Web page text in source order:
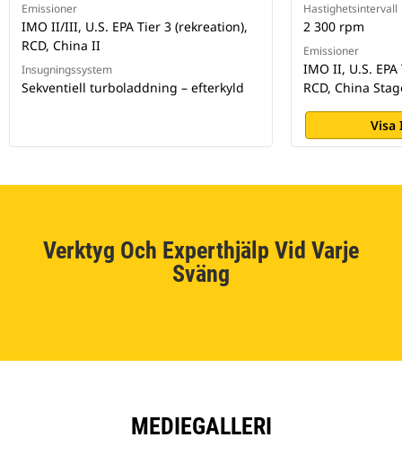
Emissioner
IMO II/III, U.S. EPA Tier 3 (rekreation),
RCD, China II
Insugningssystem
Sekventiell turboladdning – efterkyld
Hastighetsintervall
2 300 rpm
Emissioner
IMO II, U.S.
RCD, China
Visa
Verktyg Och Experthjälp Vid Varje
Sväng
MEDIEGALLERI